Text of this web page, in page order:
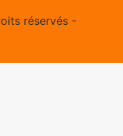
réservés -